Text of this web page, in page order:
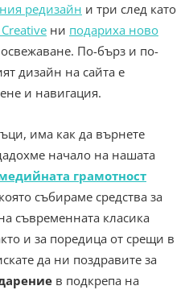
редизайн и три след като
ни подариха ново
По-бърз и по-
дизайн на сайта е
и навигация.
има как да върнете
начало на нашата
грамотност
събираме средства за
съвременната класика
и за поредица от срещи в
да ни поздравите за
в подкрепа на